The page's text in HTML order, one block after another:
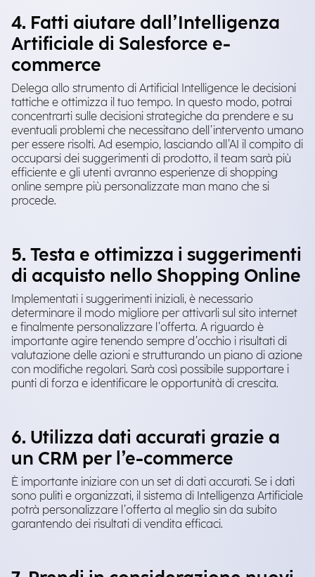
4. Fatti aiutare dall’Intelligenza
Artificiale di Salesforce e-
commerce
Delega allo strumento di Artificial Intelligence le decisioni
tattiche e ottimizza il tuo tempo. In questo modo, potrai
concentrarti sulle decisioni strategiche da prendere e su
eventuali problemi che necessitano dell’intervento umano
per essere risolti. Ad esempio, lasciando all’AI il compito di
occuparsi dei suggerimenti di prodotto, il team sarà più
efficiente e gli utenti avranno esperienze di shopping
online sempre più personalizzate man mano che si
procede.
5. Testa e ottimizza i suggerimenti
di acquisto nello Shopping Online
Implementati i suggerimenti iniziali, è necessario
determinare il modo migliore per attivarli sul sito internet
e finalmente personalizzare l’offerta. A riguardo è
importante agire tenendo sempre d’occhio i risultati di
valutazione delle azioni e strutturando un piano di azione
con modifiche regolari. Sarà così possibile supportare i
punti di forza e identificare le opportunità di crescita.
6. Utilizza dati accurati grazie a
un CRM per l’e-commerce
È importante iniziare con un set di dati accurati. Se i dati
sono puliti e organizzati, il sistema di Intelligenza Artificiale
potrà personalizzare l’offerta al meglio sin da subito
garantendo dei risultati di vendita efficaci.